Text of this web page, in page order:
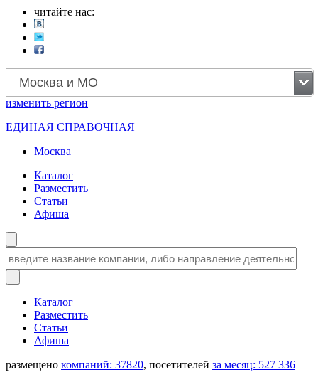
читайте нас:
Москва и МО
изменить регион
ЕДИНАЯ СПРАВОЧНАЯ
Москва
Каталог
Разместить
Статьи
Афиша
Каталог
Разместить
Статьи
Афиша
размещено компаний: 37820, посетителей за месяц: 527 336